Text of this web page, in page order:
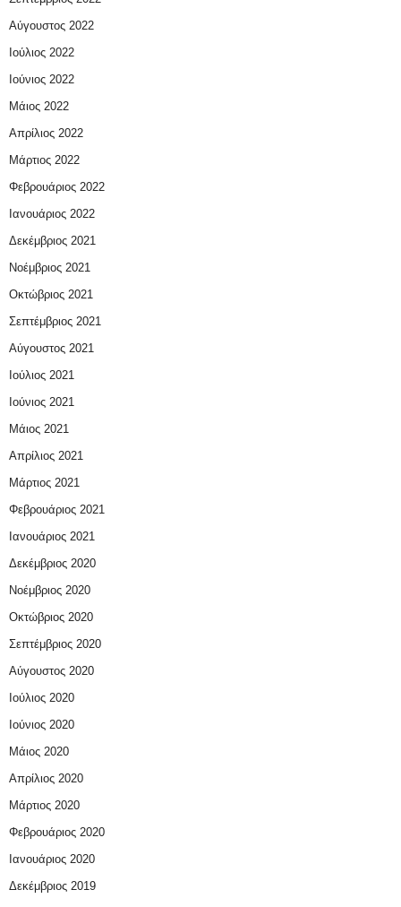
Αύγουστος 2022
Ιούλιος 2022
Ιούνιος 2022
Μάιος 2022
Απρίλιος 2022
Μάρτιος 2022
Φεβρουάριος 2022
Ιανουάριος 2022
Δεκέμβριος 2021
Νοέμβριος 2021
Οκτώβριος 2021
Σεπτέμβριος 2021
Αύγουστος 2021
Ιούλιος 2021
Ιούνιος 2021
Μάιος 2021
Απρίλιος 2021
Μάρτιος 2021
Φεβρουάριος 2021
Ιανουάριος 2021
Δεκέμβριος 2020
Νοέμβριος 2020
Οκτώβριος 2020
Σεπτέμβριος 2020
Αύγουστος 2020
Ιούλιος 2020
Ιούνιος 2020
Μάιος 2020
Απρίλιος 2020
Μάρτιος 2020
Φεβρουάριος 2020
Ιανουάριος 2020
Δεκέμβριος 2019